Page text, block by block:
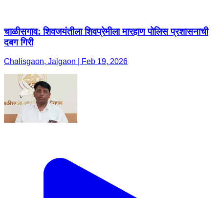
चाळीसगाव: शिवजयंतीला शिवप्रेमीला मारहाण पोलिस प्रशासनाची
दबग गिरी
Chalisgaon, Jalgaon | Feb 19, 2026